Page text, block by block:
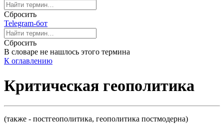
Сбросить
Telegram-бот
Сбросить
В словаре не нашлось этого термина
К оглавлению
Критическая геополитика
(также - постгеополитика, геополитика постмодерна)